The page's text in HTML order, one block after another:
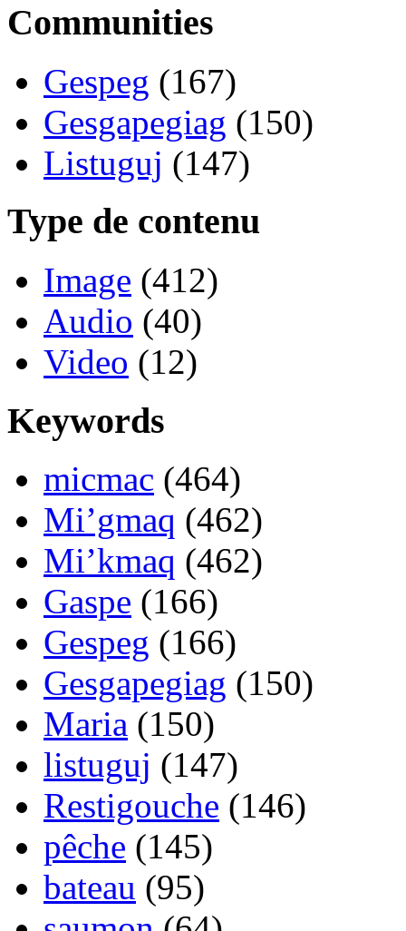
Communities
Gespeg (167)
Gesgapegiag (150)
Listuguj (147)
Type de contenu
Image (412)
Audio (40)
Video (12)
Keywords
micmac (464)
Mi’gmaq (462)
Mi’kmaq (462)
Gaspe (166)
Gespeg (166)
Gesgapegiag (150)
Maria (150)
listuguj (147)
Restigouche (146)
pêche (145)
bateau (95)